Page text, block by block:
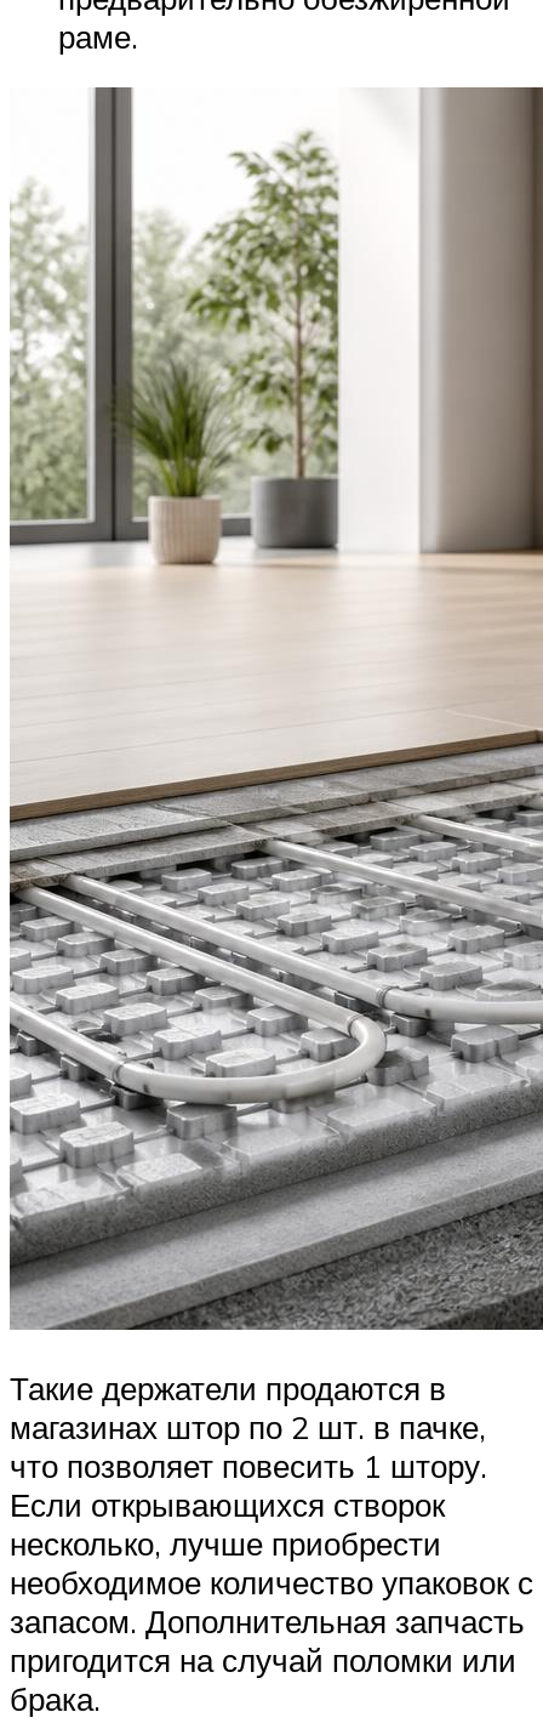
раме.
Такие держатели продаются в
магазинах штор по 2 шт. в пачке,
что позволяет повесить 1 штору.
Если открывающихся створок
несколько, лучше приобрести
необходимое количество упаковок с
запасом. Дополнительная запчасть
пригодится на случай поломки или
брака.